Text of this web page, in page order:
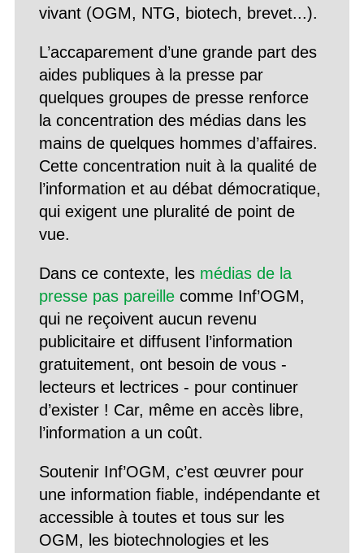
vivant (OGM, NTG, biotech, brevet...).
L’accaparement d’une grande part des
aides publiques à la presse par
quelques groupes de presse renforce
la concentration des médias dans les
mains de quelques hommes d’affaires.
Cette concentration nuit à la qualité de
l’information et au débat démocratique,
qui exigent une pluralité de point de
vue.
Dans ce contexte, les médias de la
presse pas pareillecomme Inf’OGM,
qui ne reçoivent aucun revenu
publicitaire et diffusent l’information
gratuitement, ont besoin de vous -
lecteurs et lectrices - pour continuer
d’exister ! Car, même en accès libre,
l’information a un coût.
Soutenir Inf’OGM, c’est œuvrer pour
une information fiable, indépendante et
accessible à toutes et tous sur les
OGM, les biotechnologies et les